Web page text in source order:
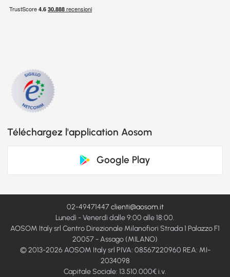
Téléchargez l'application Aosom
Google Play
02-49471447clienti@aosom.it
Lunedì - Venerdì dalle 9:00 alle 18:00.
AOSOM Italy srl Centro Direzionale Milanofiori Strada 1 Palazzo F1
20057 - Assago (MILANO)
© 2013-2026 AOSOM Italy srl PIVA: 08567220960 REA: MI-
2034098
Capitale Sociale: 13.510.000€ i.v.